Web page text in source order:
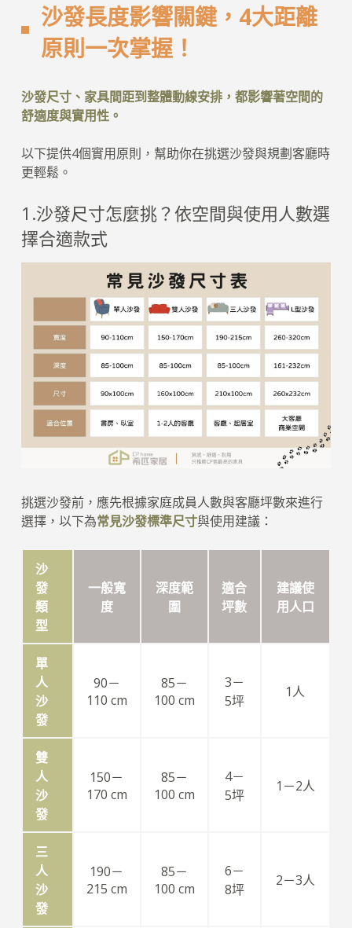
沙發長度影響關鍵，4大距離
原則一次掌握！
沙發尺寸、家具間距到整體動線安排，都影響著空間的
舒適度與實用性。
以下提供4個實用原則，幫助你在挑選沙發與規劃客廳時
更輕鬆。
1.沙發尺寸怎麼挑？依空間與使用人數選
擇合適款式
挑選沙發前，應先根據家庭成員人數與客廳坪數來進行
選擇，以下為常見沙發標準尺寸與使用建議：
沙
發
類
型
一般寬
度
深度範
圍
適合
坪數
建議使
用人口
單
人
沙
發
90－
110 cm
85－
100 cm
3－
5坪
1人
雙
人
沙
發
150－
170 cm
85－
100 cm
4－
5坪
1－2人
三
人
沙
發
190－
215 cm
85－
100 cm
6－
8坪
2－3人